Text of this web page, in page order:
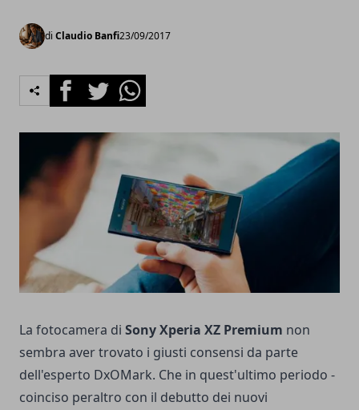
di Claudio Banfi23/09/2017
FacebookTwitterWhatsapp
La fotocamera di Sony Xperia XZ Premium non
sembra aver trovato i giusti consensi da parte
dell'esperto DxOMark. Che in quest'ultimo periodo -
coinciso peraltro con il debutto dei nuovi